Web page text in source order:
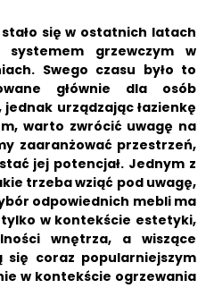
się w ostatnich latach
systemem grzewczym w
Swego czasu było to
głównie dla osób
urządzając łazienkę
warto zwrócić uwagę na
zaaranżować przestrzeń,
jej potencjał. Jednym z
trzeba wziąć pod uwagę,
odpowiednich mebli ma
w kontekście estetyki,
wnętrza, a wiszące
się coraz popularniejszym
w kontekście ogrzewania